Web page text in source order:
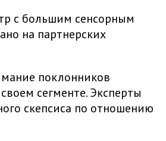
с большим сенсорным
на партнерских
поклонников
сегменте. Эксперты
скепсиса по отношению